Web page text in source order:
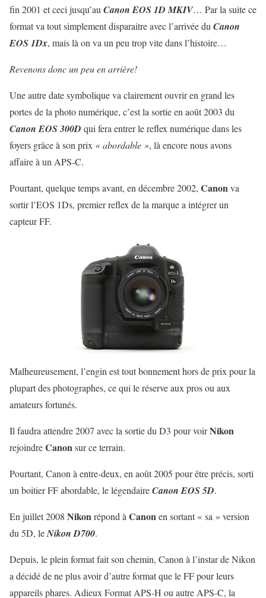
fin 2001 et ceci jusqu’au Canon EOS 1D MKIV… Par la suite ce
format va tout simplement disparaitre avec l’arrivée du Canon
EOS 1Dx, mais là on va un peu trop vite dans l’histoire…
Revenons donc un peu en arrière!
Une autre date symbolique va clairement ouvrir en grand les
portes de la photo numérique, c’est la sortie en août 2003 du
Canon EOS 300D qui fera entrer le reflex numérique dans les
foyers grâce à son prix « abordable », là encore nous avons
affaire à un APS-C.
Pourtant, quelque temps avant, en décembre 2002, Canonva
sortir l’EOS 1Ds, premier reflex de la marque a intégrer un
capteur FF.
Malheureusement, l’engin est tout bonnement hors de prix pour la
plupart des photographes, ce qui le réserve aux pros ou aux
amateurs fortunés.
Il faudra attendre 2007 avec la sortie du D3 pour voirNikon
rejoindreCanonsur ce terrain.
Pourtant, Canon à entre-deux, en août 2005 pour être précis, sorti
un boitier FF abordable, le légendaireCanon EOS 5D.
En juillet 2008 Nikonrépond à Canonen sortant « sa » version
du 5D, leNikon D700.
Depuis, le plein format fait son chemin, Canon à l’instar de Nikon
a décidé de ne plus avoir d’autre format que le FF pour leurs
appareils phares. Adieux Format APS-H ou autre APS-C, la